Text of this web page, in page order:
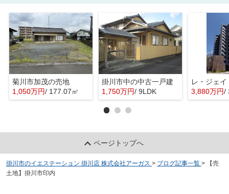
菊川市加茂の売地
1,050万円/ 177.07㎡
掛川市中の中古一戸建
1,750万円/ 9LDK
レ・ジェ
3,880万円/
ページトップへ
掛川市のイエステーション 掛川店 株式会社アーガス > ブログ記事一覧 >
【売
土地】掛川市印内